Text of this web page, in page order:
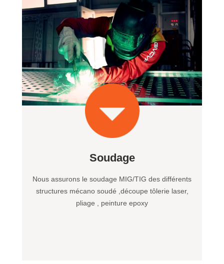
Soudage
Nous assurons le soudage MIG/TIG des différents
structures mécano soudé ,découpe tôlerie laser,
pliage , peinture epoxy